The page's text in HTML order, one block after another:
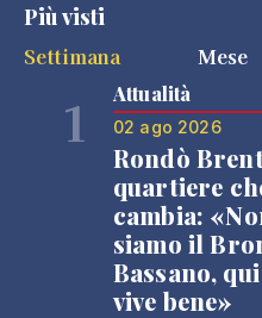
Più visti
Settimana
Mese
1 Attualità
02 ago 2026
Rondò
quartiere
cambia:
siamo il
Bassano,
vive bene»